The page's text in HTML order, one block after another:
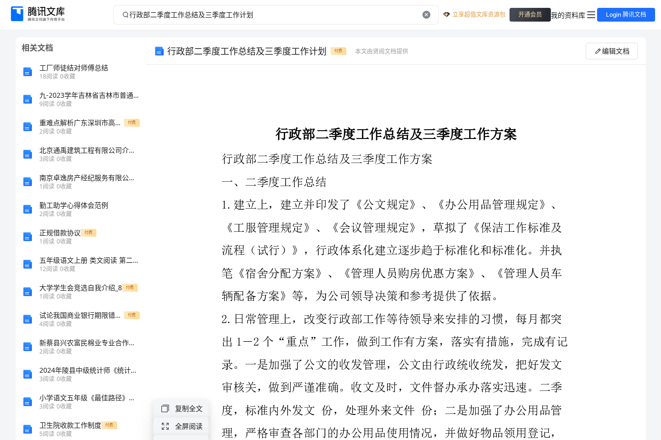
行
立享超值文库资源包 开通会员 我的资料库 Login 腾讯文档
相关文档
工厂师徒结对师傅总结
18阅读 0收藏
九-2023学年吉林省吉林市普通中学高三上学期第二次调研测试英语试题
9阅读 0收藏
重难点解析广东深圳市高级中学数学人教版七年级下册二元一次方程组章节测评试题 付费
2阅读 0收藏
北京通禹建筑工程有限公司介绍企业发展分析报告
3阅读 0收藏
南京卓逸房产经纪服务有限公司介绍企业发展分析报告
1阅读 0收藏
勤工助学心得体会范例
2阅读 0收藏
正规借款协议 付费
1阅读 0收藏
五年级语文上册 类文阅读 第二单元 7 什么比猎豹的速度更快训练 新人教版-新人教版小学五年级上册语文试题
12阅读 0收藏
大学学生会竞选自我介绍_8 付费
1阅读 0收藏
试论我国商业银行期限错配问题原因分析 付费
4阅读 0收藏
新蔡县兴农富民棉业专业合作社介绍企业发展分析报告
2阅读 0收藏
2024年陵县中级统计师《统计工作实务》模拟试题含解析
3阅读 0收藏
小学语文五年级《最佳路径》教学设计-
3阅读 0收藏
卫生院收款工作制度 付费
5阅读 0收藏
行政部二季度工作总结及三季度工作计划 付费 本文由贤阅文档提供 编辑文档
准，分别明确了提拟部门、组织部门、配合部门的责任，改变了以
往责任不明晰，要么重复穿插管理，要么无人管理的现状；四是初
步理顺了宿舍和环境卫生管理工作，制订了《保洁工作工作标准及
1.建立上，建立并印发了《公文规定》、《办公用品管理规定》、
辆配备方案》等，为公司领导决策和参考提供了依据。
2.日常管理上，改变行政部工作等待领导来安排的习惯，每月都突
出1－2个“重点”工作，做到工作有方案，落实有措施，完成有记
审核关，做到严谨准确。收文及时，文件督办承办落实迅速。二季
度，标准内外发文份，处理外来文件份；二是加强了办公用品管
理，严格审查各部门的办公用品使用情况，并做好物品领用登记，
复制全文
全屏阅读